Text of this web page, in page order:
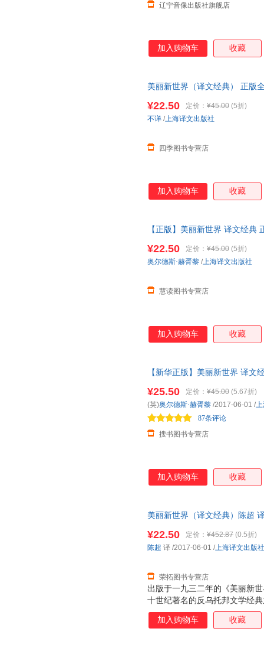
辽宁音像出版社旗舰店
加入购物车 收藏
美丽新世界（译文经典） 正版
¥22.50 定价： ¥45.00 (5折)
四季图书专营店
不详 /上海译文出版社
加入购物车 收藏
【正版】美丽新世界 译文经典
退换货
¥22.50 定价： ¥45.00 (5折)
慧读图书专营店
奥尔德斯·赫胥黎 /上海译文出版社
加入购物车 收藏
【新华正版】美丽新世界 译文
¥25.50 定价： ¥45.00 (5.67折)
搜书图书专营店
87条评论
(英)奥尔德斯·赫胥黎 /2017-06-01 /
加入购物车 收藏
美丽新世界（译文经典）陈超
出版于一九三二年的《美丽新
十世纪著名的反乌托邦文学经
的《我们》并称为“反乌托邦”
这是一部寓言作品，展现了赫
¥22.50 定价： ¥452.87 (0.5折)
荣拓图书专营店
陈超 译 /2017-06-01 /上海译文出版社
加入购物车 收藏